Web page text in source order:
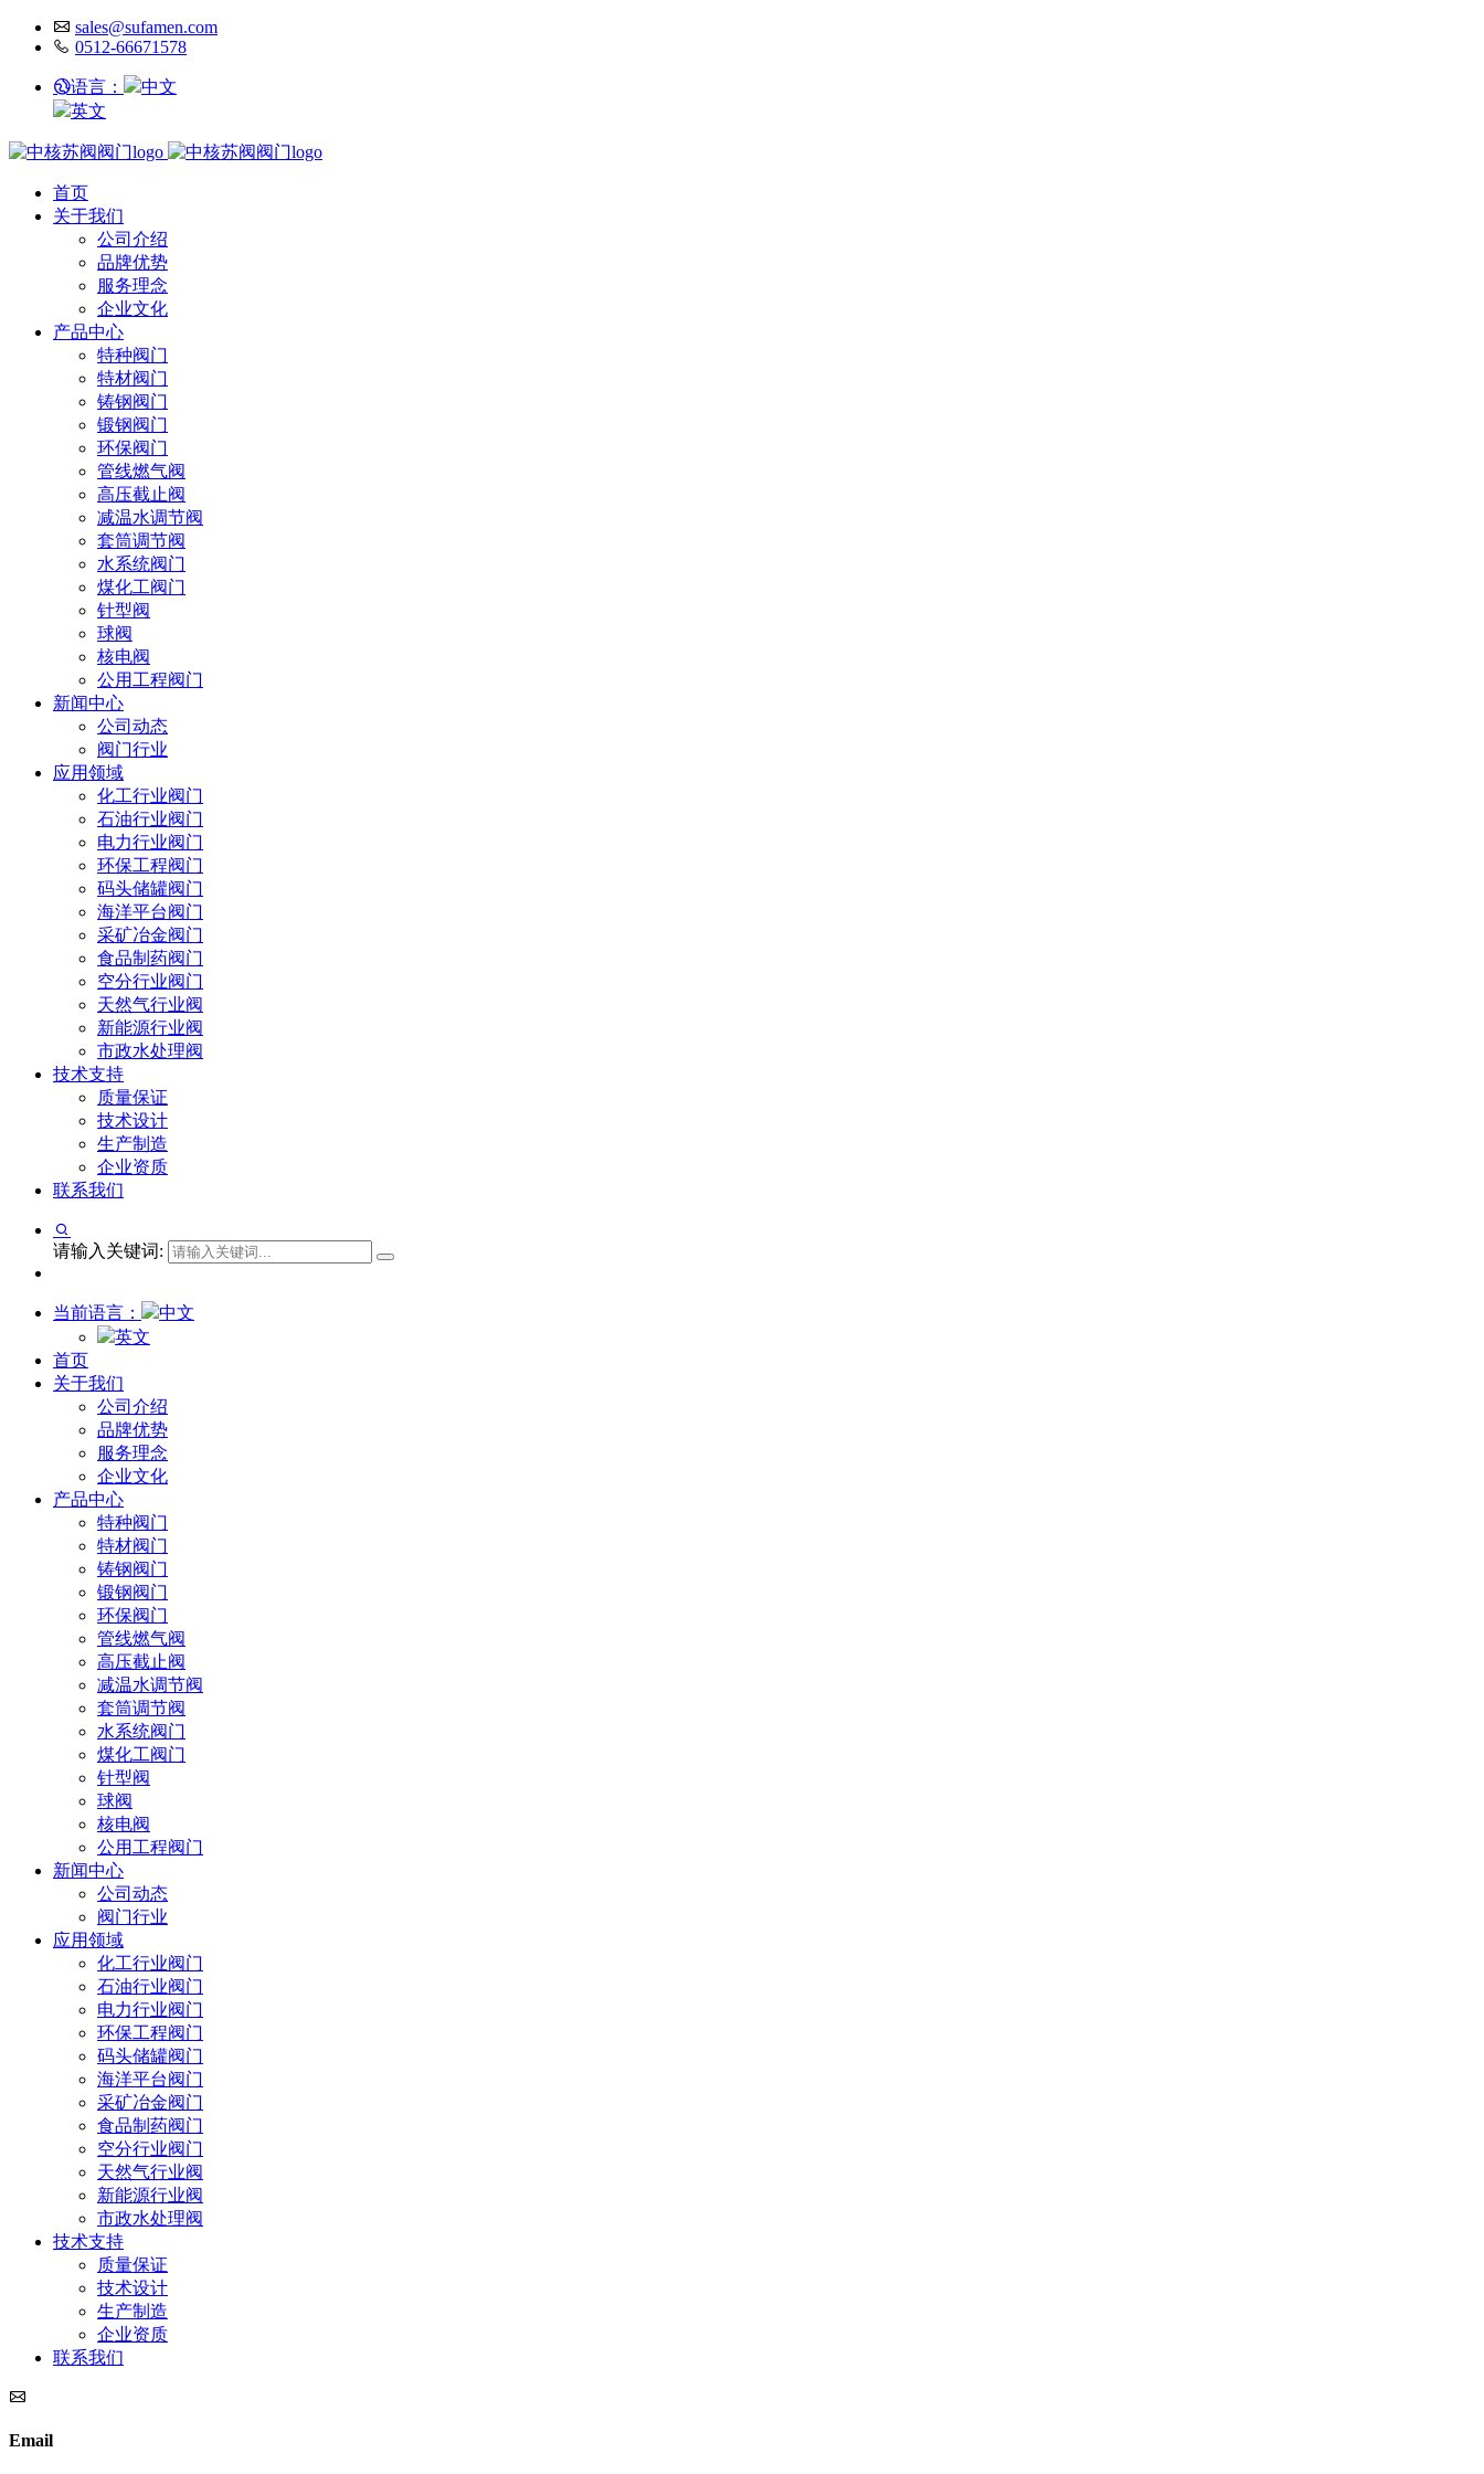
sales@sufamen.com
0512-66671578
语言：
中文
英文
首页
关于我们
公司介绍
品牌优势
服务理念
企业文化
产品中心
特种阀门
特材阀门
铸钢阀门
锻钢阀门
环保阀门
管线燃气阀
高压截止阀
减温水调节阀
套筒调节阀
水系统阀门
煤化工阀门
针型阀
球阀
核电阀
公用工程阀门
新闻中心
公司动态
阀门行业
应用领域
化工行业阀门
石油行业阀门
电力行业阀门
环保工程阀门
码头储罐阀门
海洋平台阀门
采矿冶金阀门
食品制药阀门
空分行业阀门
天然气行业阀
新能源行业阀
市政水处理阀
技术支持
质量保证
技术设计
生产制造
企业资质
联系我们
请输入关键词:
当前语言：
中文
英文
首页
关于我们
公司介绍
品牌优势
服务理念
企业文化
产品中心
特种阀门
特材阀门
铸钢阀门
锻钢阀门
环保阀门
管线燃气阀
高压截止阀
减温水调节阀
套筒调节阀
水系统阀门
煤化工阀门
针型阀
球阀
核电阀
公用工程阀门
新闻中心
公司动态
阀门行业
应用领域
化工行业阀门
石油行业阀门
电力行业阀门
环保工程阀门
码头储罐阀门
海洋平台阀门
采矿冶金阀门
食品制药阀门
空分行业阀门
天然气行业阀
新能源行业阀
市政水处理阀
技术支持
质量保证
技术设计
生产制造
企业资质
联系我们
Email